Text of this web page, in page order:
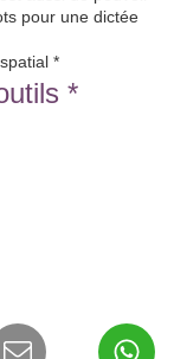
pour une dictée
*